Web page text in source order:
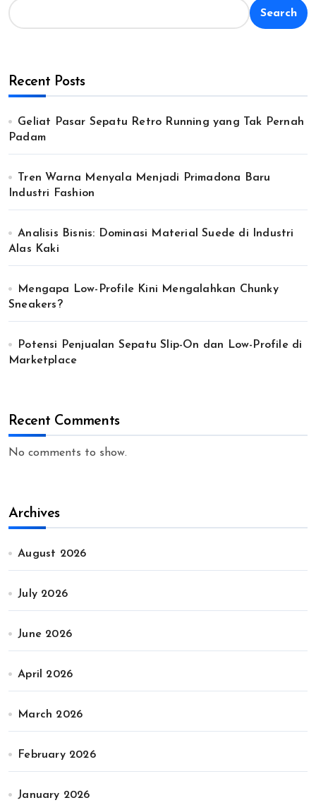
Search
Recent Posts
Geliat Pasar Sepatu Retro Running yang Tak Pernah
Padam
Tren Warna Menyala Menjadi Primadona Baru
Industri Fashion
Analisis Bisnis: Dominasi Material Suede di Industri
Alas Kaki
Mengapa Low-Profile Kini Mengalahkan Chunky
Sneakers?
Potensi Penjualan Sepatu Slip-On dan Low-Profile di
Marketplace
Recent Comments
No comments to show.
Archives
August 2026
July 2026
June 2026
April 2026
March 2026
February 2026
January 2026